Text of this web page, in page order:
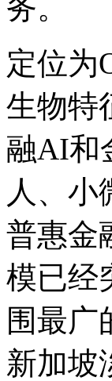
务。
定位为
生物特
融AI和
人、小
普惠金
模已经
围最广
新加坡